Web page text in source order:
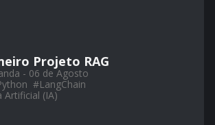
Projeto RAG
- 06 de Agosto
#LangChain
Artificial (IA)